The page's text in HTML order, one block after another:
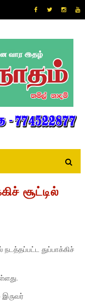
சூட்டில்
துப்பாக்கிச்
இருவர்